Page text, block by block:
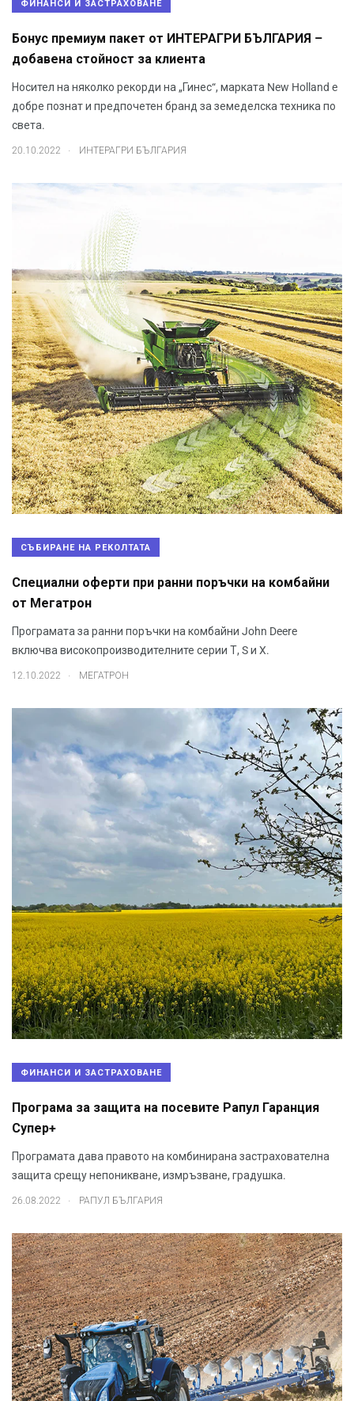
ФИНАНСИ И ЗАСТРАХОВАНЕ
Бонус премиум пакет от ИНТЕРАГРИ БЪЛГАРИЯ –
добавена стойност за клиента
Носител на няколко рекорди на „Гинес“, марката New Holland e
добре познат и предпочетен бранд за земеделска техника по
света.
20.10.2022 . ИНТЕРАГРИ БЪЛГАРИЯ
СЪБИРАНЕ НА РЕКОЛТАТА
Специални оферти при ранни поръчки на комбайни
от Мегатрон
Програмата за ранни поръчки на комбайни John Deere
включва високопроизводителните серии Т, S и X.
12.10.2022 . МЕГАТРОН
ФИНАНСИ И ЗАСТРАХОВАНЕ
Програма за защита на посевите Рапул Гаранция
Супер+
Програмата дава правото на комбинирана застрахователна
защита срещу непоникване, измръзване, градушка.
26.08.2022 . РАПУЛ БЪЛГАРИЯ